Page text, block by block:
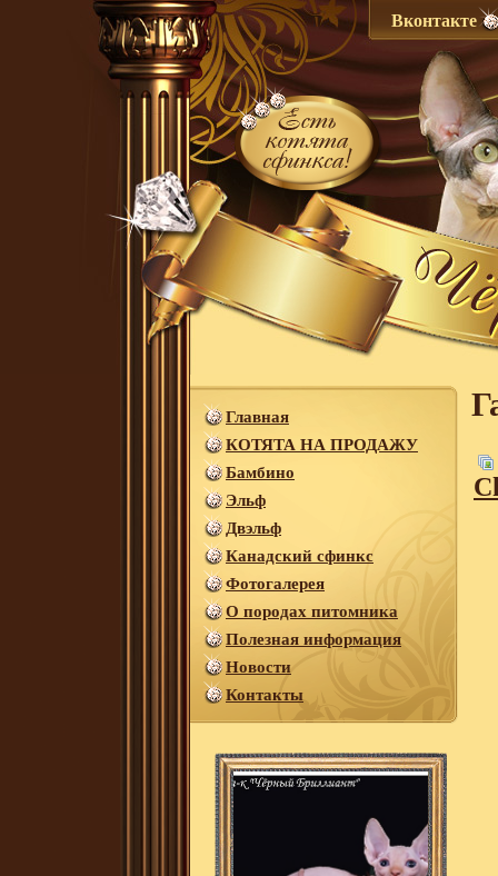
Вконтакте
Главная
КОТЯТА НА ПРОДАЖУ
Бамбино
Эльф
Двэльф
Канадский сфинкс
Фотогалерея
О породах питомника
Полезная информация
Новости
Контакты